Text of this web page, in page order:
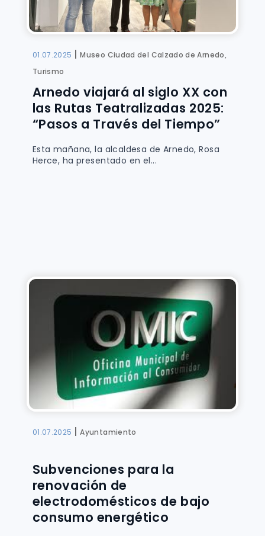
01.07.2025 |Museo Ciudad del Calzado de Arnedo,
Turismo
Arnedo viajará al siglo XX con
las Rutas Teatralizadas 2025:
“Pasos a Través del Tiempo”
Esta mañana, la alcaldesa de Arnedo, Rosa
Herce, ha presentado en el...
01.07.2025 |Ayuntamiento
Subvenciones para la
renovación de
electrodomésticos de bajo
consumo energético